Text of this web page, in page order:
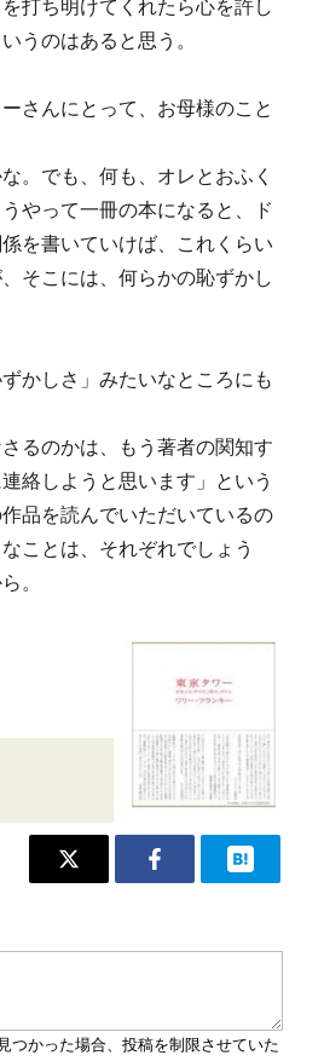
打ち明けてくれたら心を許し
うのはあると思う。
さんにとって、お母様のこと
。でも、何も、オレとおふく
やって一冊の本になると、ド
を書いていけば、これくらい
そこには、何らかの恥ずかし
かしさ」みたいなところにも
るのかは、もう著者の関知す
絡しようと思います」という
品を読んでいただいているの
ことは、それぞれでしょう
。